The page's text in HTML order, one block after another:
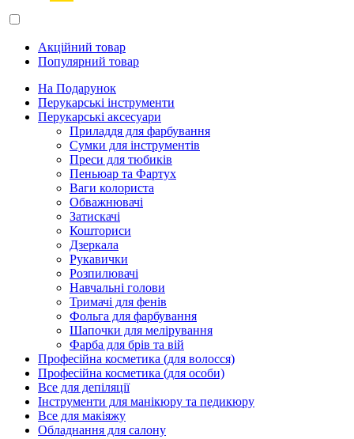
Акційний товар
Популярний товар
На Подарунок
Перукарські інструменти
Перукарські аксесуари
Приладдя для фарбування
Сумки для інструментів
Преси для тюбиків
Пеньюар та Фартух
Ваги колориста
Обважнювачі
Затискачі
Кошториси
Дзеркала
Рукавички
Розпилювачі
Навчальні голови
Тримачі для фенів
Фольга для фарбування
Шапочки для мелірування
Фарба для брів та вій
Професійна косметика (для волосся)
Професійна косметика (для особи)
Все для депіляції
Інструменти для манікюру та педикюру
Все для макіяжу
Обладнання для салону